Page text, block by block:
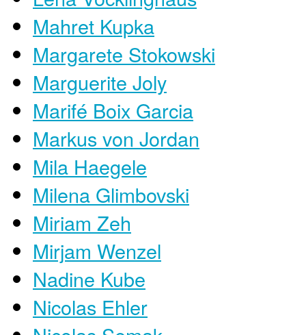
Mahret Kupka
Margarete Stokowski
Marguerite Joly
Marifé Boix Garcia
Markus von Jordan
Mila Haegele
Milena Glimbovski
Miriam Zeh
Mirjam Wenzel
Nadine Kube
Nicolas Ehler